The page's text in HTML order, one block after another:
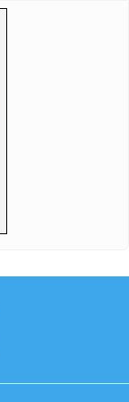
prijatelje na ...
tim bolji od NCAA
se za ekstremne
- danas do 35